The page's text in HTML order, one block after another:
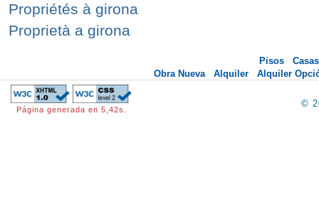
Propriétés à girona
Proprietà a girona
Pisos
Casas
Obra Nueva
Alquiler Alquiler
Página generada en 5,42s.
©